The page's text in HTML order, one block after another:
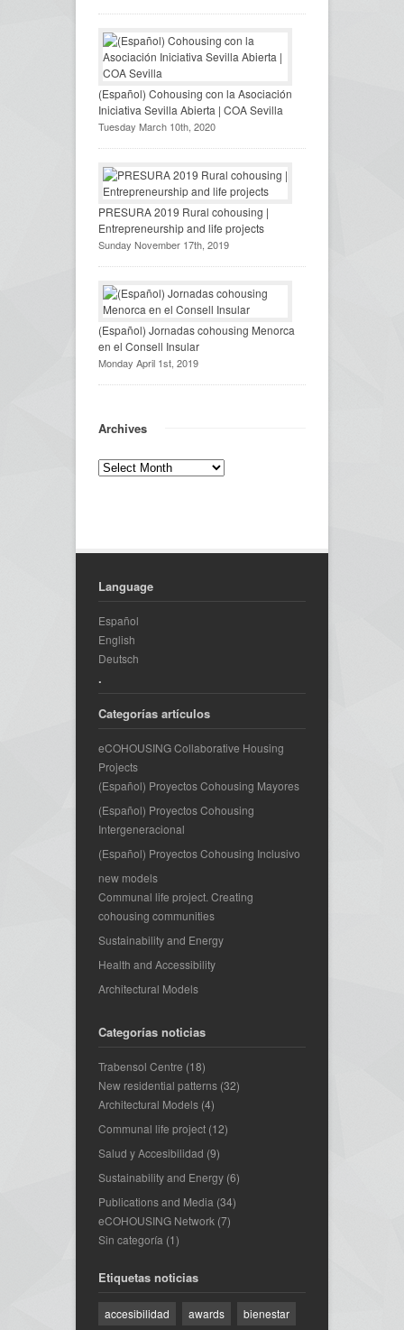
(Español) Cohousing con la Asociación
Iniciativa Sevilla Abierta | COA Sevilla
Tuesday March 10th, 2020
PRESURA 2019 Rural cohousing |
Entrepreneurship and life projects
Sunday November 17th, 2019
(Español) Jornadas cohousing Menorca
en el Consell Insular
Monday April 1st, 2019
Archives
Language
Español
English
Deutsch
.
Categorías artículos
eCOHOUSING Collaborative Housing
Projects
(Español) Proyectos Cohousing Mayores
(Español) Proyectos Cohousing
Intergeneracional
(Español) Proyectos Cohousing Inclusivo
new models
Communal life project. Creating
cohousing communities
Sustainability and Energy
Health and Accessibility
Architectural Models
Categorías noticias
Trabensol Centre (18)
New residential patterns (32)
Architectural Models (4)
Communal life project (12)
Salud y Accesibilidad (9)
Sustainability and Energy (6)
Publications and Media (34)
eCOHOUSING Network (7)
Sin categoría (1)
Etiquetas noticias
accesibilidad awards
bienestar